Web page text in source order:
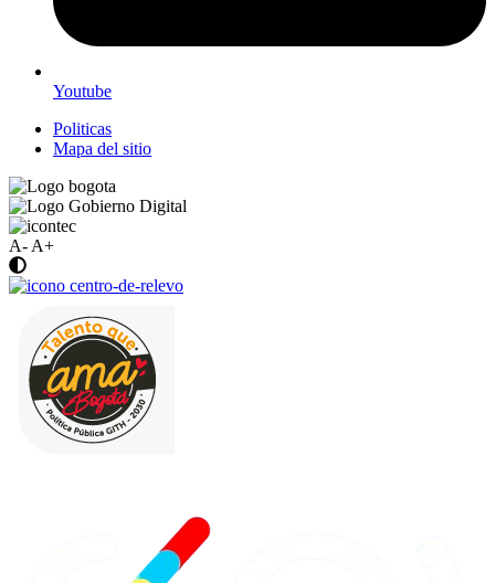
Youtube
Politicas
Mapa del sitio
A- A+